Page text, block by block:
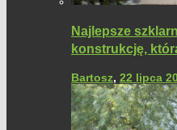
Najlepsze
konstrukcję,
Bartosz, 22 lipca